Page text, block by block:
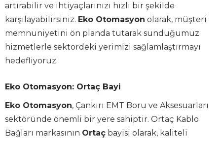
artırabilir ve ihtiyaçlarınızı hızlı bir şekilde
karşılayabilirsiniz. Eko Otomasyon olarak, müşteri
memnuniyetini ön planda tutarak sunduğumuz
hizmetlerle sektördeki yerimizi sağlamlaştırmayı
hedefliyoruz.
Eko Otomasyon: Ortaç Bayi
Eko Otomasyon, Çankırı EMT Boru ve Aksesuarları
sektöründe önemli bir yere sahiptir. Ortaç Kablo
Bağları markasının Ortaç bayisi olarak, kaliteli